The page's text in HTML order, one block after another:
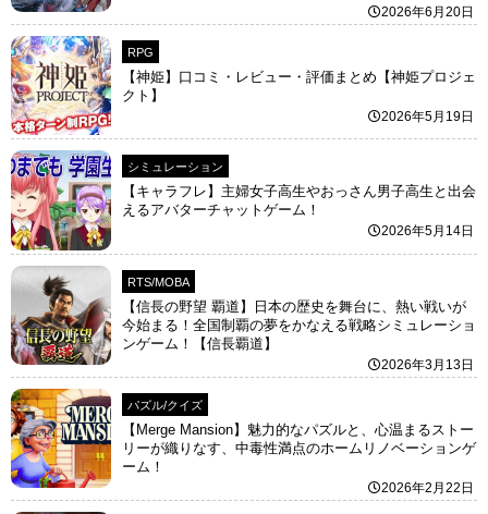
2026年6月20日
RPG
【神姫】口コミ・レビュー・評価まとめ【神姫プロジェ
クト】
2026年5月19日
シミュレーション
【キャラフレ】主婦女子高生やおっさん男子高生と出会
えるアバターチャットゲーム！
2026年5月14日
RTS/MOBA
【信長の野望 覇道】日本の歴史を舞台に、熱い戦いが
今始まる！全国制覇の夢をかなえる戦略シミュレーショ
ンゲーム！【信長覇道】
2026年3月13日
パズル/クイズ
【Merge Mansion】魅力的なパズルと、心温まるストー
リーが織りなす、中毒性満点のホームリノベーションゲ
ーム！
2026年2月22日